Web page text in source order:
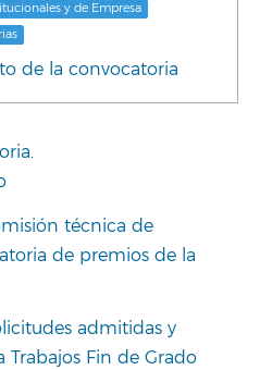
y de Empresa
de la convocatoria
técnica de
de premios de la
admitidas y
Trabajos Fin de Grado